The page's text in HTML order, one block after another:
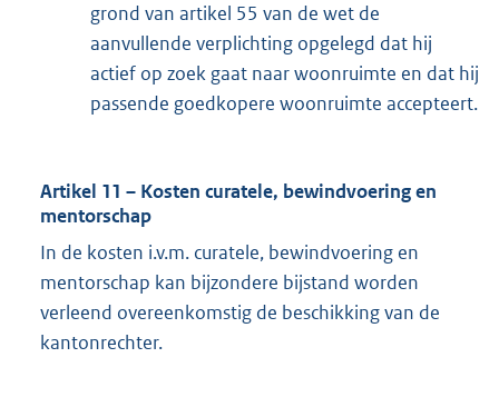
grond van artikel 55 van de wet de
aanvullende verplichting opgelegd dat hij
actief op zoek gaat naar woonruimte en dat hij
passende goedkopere woonruimte accepteert.
Artikel 11 – Kosten curatele, bewindvoering en
mentorschap
In de kosten i.v.m. curatele, bewindvoering en
mentorschap kan bijzondere bijstand worden
verleend overeenkomstig de beschikking van de
kantonrechter.